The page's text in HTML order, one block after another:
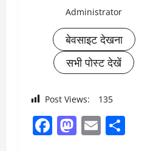
Administrator
बेवसाइट देखना
सभी पोस्ट देखें
Post Views: 135
Facebook
Mastodon
Email